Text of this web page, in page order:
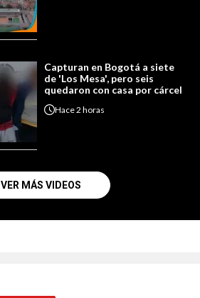
Capturan en Bogotá a siete
de 'Los Mesa', pero seis
quedaron con casa por cárcel
Hace2 horas
VER MÁS VIDEOS